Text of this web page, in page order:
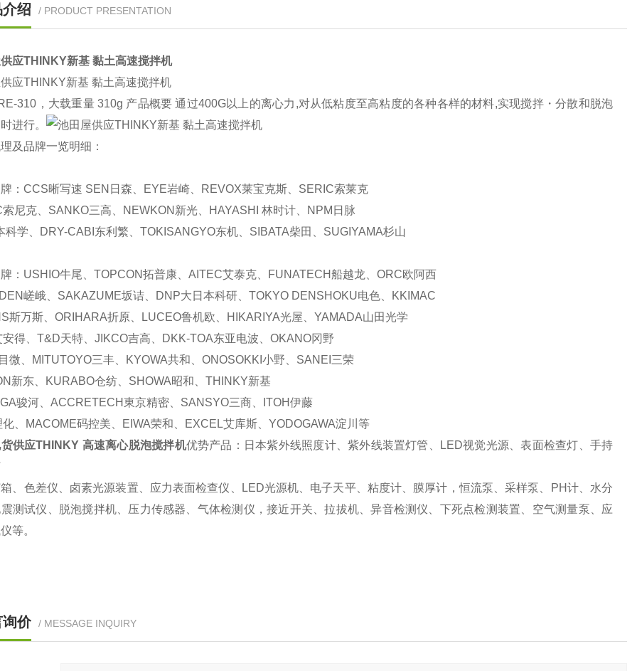
绍 / PRODUCT PRESENTATION
应THINKY新基 黏土高速搅拌机
应THINKY新基 黏土高速搅拌机
310，大载重量 310g 产品概要 通过400G以上的离心力,对从低粘度至高粘度的各种各样的材料,实现搅拌・分散和脱泡
进行。
及品牌一览明细：
：CCS晰写速 SEN日森、EYE岩崎、REVOX莱宝克斯、SERIC索莱克
索尼克、SANKO三高、NEWKON新光、HAYASHI 林时计、NPM日脉
科学、DRY-CABI东利繁、TOKISANGYO东机、SIBATA柴田、SUGIYAMA杉山
：USHIO牛尾、TOPCON拓普康、AITEC艾泰克、FUNATECH船越龙、ORC欧阿西
嵯峨、SAKAZUME坂诘、DNP大日本科研、TOKYO DENSHOKU电色、KKIMAC
斯万斯、ORIHARA折原、LUCEO鲁机欧、HIKARIYA光屋、YAMADA山田光学
得、T&D天特、JIKCO吉高、DKK-TOA东亚电波、OKANO冈野
微、MITUTOYO三丰、KYOWA共和、ONOSOKKI小野、SANEI三荣
新东、KURABO仓纺、SHOWA昭和、THINKY新基
骏河、ACCRETECH東京精密、SANSYO三商、ITOH伊藤
、MACOME码控美、EIWA荣和、EXCEL艾库斯、YODOGAWA淀川等
供应THINKY 高速离心脱泡搅拌机优势产品：日本紫外线照度计、紫外线装置灯管、LED视觉光源、表面检查灯、手持
、色差仪、卤素光源装置、应力表面检查仪、LED光源机、电子天平、粘度计、膜厚计，恒流泵、采样泵、PH计、水分
测试仪、脱泡搅拌机、压力传感器、气体检测仪，接近开关、拉拔机、异音检测仪、下死点检测装置、空气测量泵、应
等。
价 / MESSAGE INQUIRY